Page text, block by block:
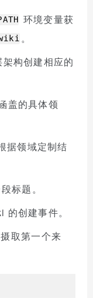
环境变量获
。
架构创建相应的
盖的具体领
据领域定制结
标题。
的创建事件。
取第一个来